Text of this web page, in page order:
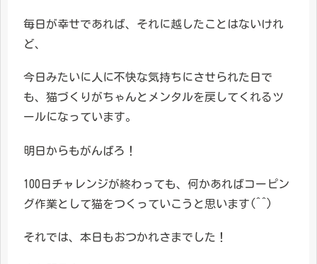
毎日が幸せであれば、それに越したことはないけれ
ど、
今日みたいに人に不快な気持ちにさせられた日で
も、猫づくりがちゃんとメンタルを戻してくれるツ
ールになっています。
明日からもがんばろ！
100日チャレンジが終わっても、何かあればコーピン
グ作業として猫をつくっていこうと思います(^^)
それでは、本日もおつかれさまでした！